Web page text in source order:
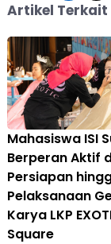
Artikel Terkait
Mahasiswa ISI
Berperan Aktif
Persiapan
Pelaksanaan
Karya LKP
Square